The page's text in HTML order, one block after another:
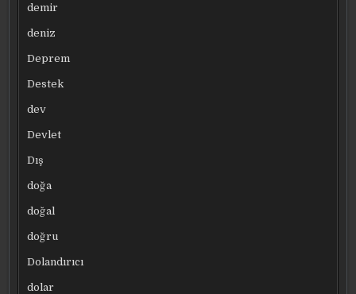
demir
deniz
Deprem
Destek
dev
Devlet
Dış
doğa
doğal
doğru
Dolandırıcı
dolar